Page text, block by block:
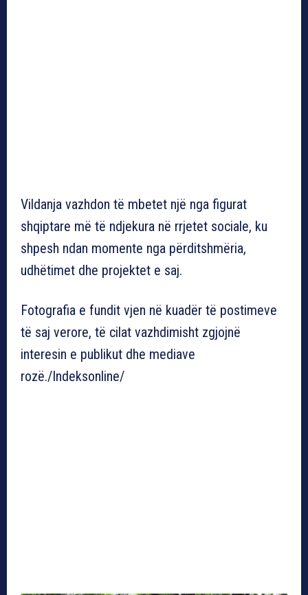
Vildanja vazhdon të mbetet një nga figurat
shqiptare më të ndjekura në rrjetet sociale, ku
shpesh ndan momente nga përditshmëria,
udhëtimet dhe projektet e saj.
Fotografia e fundit vjen në kuadër të postimeve
të saj verore, të cilat vazhdimisht zgjojnë
interesin e publikut dhe mediave
rozë./Indeksonline/